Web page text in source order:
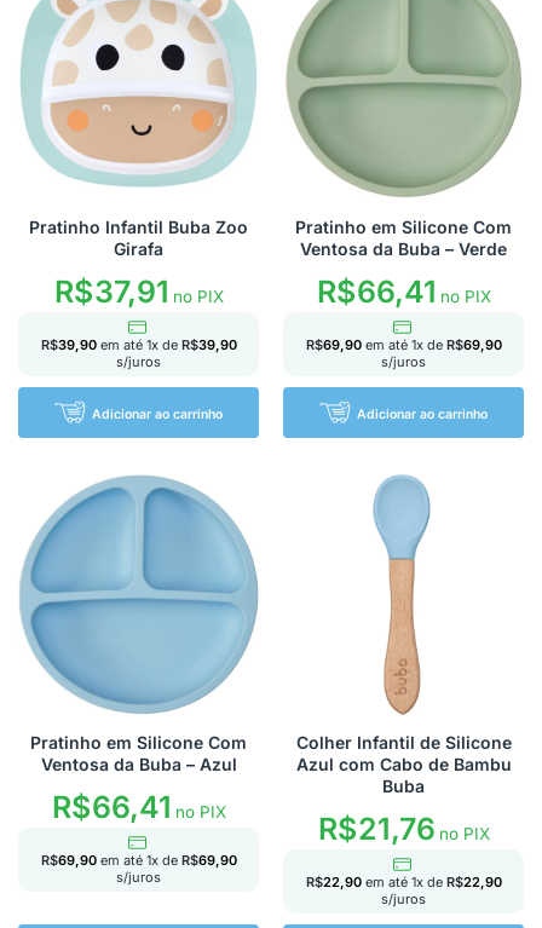
Pratinho Infantil Buba Zoo
Girafa
R$37,91 no PIX
R$39,90 em até 1x de R$39,90
s/juros
Adicionar ao carrinho
Pratinho em Silicone Com
Ventosa da Buba – Verde
R$66,41 no PIX
R$69,90 em até 1x de R$69,90
s/juros
Adicionar ao carrinho
Pratinho em Silicone Com
Ventosa da Buba – Azul
R$66,41 no PIX
R$69,90 em até 1x de R$69,90
s/juros
Colher Infantil de Silicone
Azul com Cabo de Bambu
Buba
R$21,76no PIX
R$22,90 em até 1x de R$22,90
s/juros